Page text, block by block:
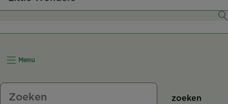
8–11 Maanden
12+ Maanden
Menu
zoeken